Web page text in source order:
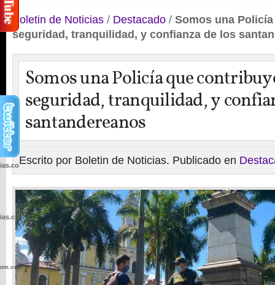
Boletin de Noticias / Destacado / Somos una
seguridad, tranquilidad, y confianza de los
Somos una Policía que
seguridad, tranquilidad, y
santandereanos
Escrito por Boletin de Noticias. Publicado en
wp-
wp-
wp-